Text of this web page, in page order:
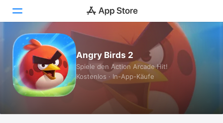
Heute
Spiele
Apps
Arcade
Angry Birds 2
Spiele den Action Arcade Hit!
Kostenlos · In-App-Käufe